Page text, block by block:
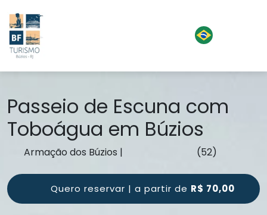
Passeio de Escuna com
Toboágua em Búzios
Armação dos Búzios | (52)
Quero reservar | a partir de R$ 70,00